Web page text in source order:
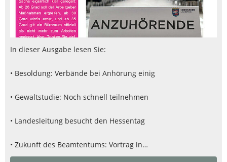
In dieser Ausgabe lesen Sie:
• Besoldung: Verbände bei Anhörung einig
• Gewaltstudie: Noch schnell teilnehmen
• Landesleitung besucht den Hessentag
• Zukunft des Beamtentums: Vortrag in…